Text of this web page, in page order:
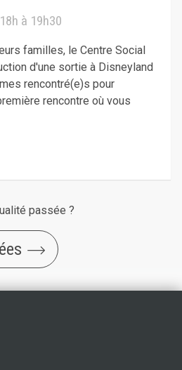
à 19h30
familles, le Centre Social
d'une sortie à Disneyland
rencontré(e)s pour
rencontre où vous
passée ?